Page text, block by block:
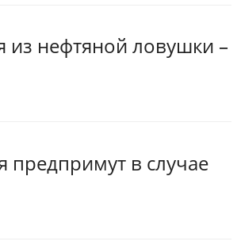
из нефтяной ловушки –
предпримут в случае